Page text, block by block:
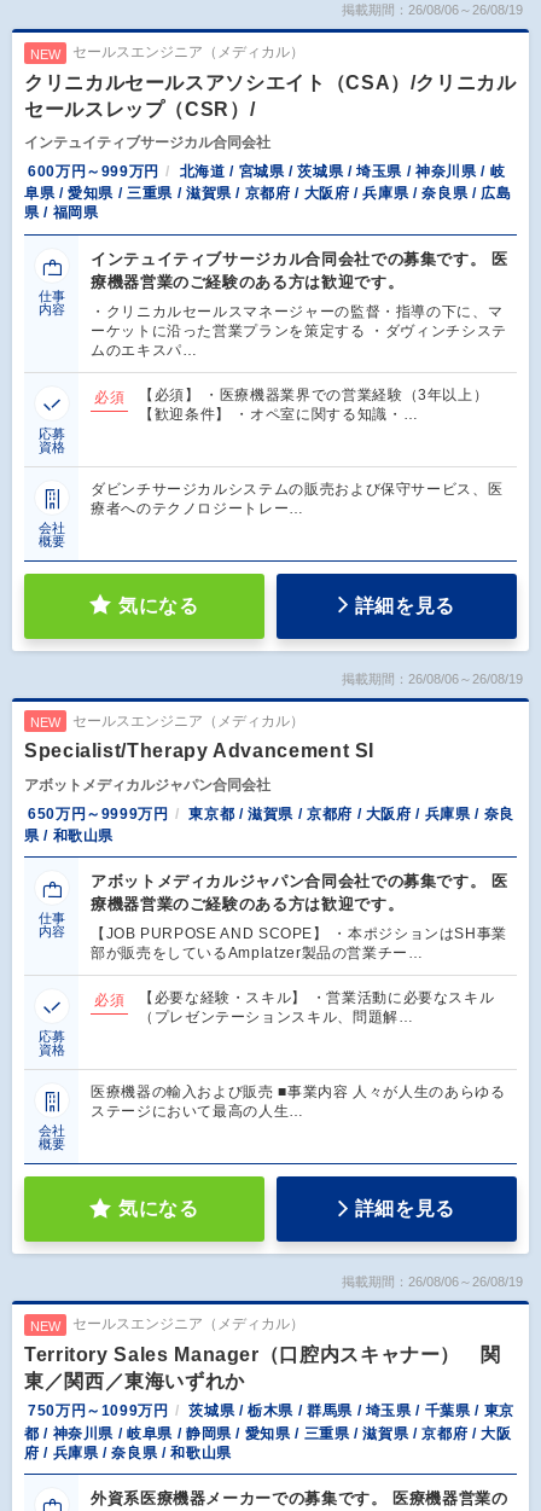
掲載期間：26/08/06～26/08/19
NEW セールスエンジニア（メディカル）
クリニカルセールスアソシエイト（CSA）/クリニカル
セールスレップ（CSR）/
インテュイティブサージカル合同会社
600万円～999万円
北海道 / 宮城県 / 茨城県 / 埼玉県 / 神奈川県 / 岐
阜県 / 愛知県 / 三重県 / 滋賀県 / 京都府 / 大阪府 / 兵庫県 / 奈良県 / 広島
県 / 福岡県
仕事
内容
インテュイティブサージカル合同会社での募集です。 医
療機器営業のご経験のある方は歓迎です。
・クリニカルセールスマネージャーの監督・指導の下に、マ
ーケットに沿った営業プランを策定する ・ダヴィンチシステ
ムのエキスパ…
応募
資格
必須
【必須】 ・医療機器業界での営業経験（3年以上）
【歓迎条件】 ・オペ室に関する知識・…
会社
概要
ダビンチサージカルシステムの販売および保守サービス、医
療者へのテクノロジートレー…
気になる 詳細を見る
掲載期間：26/08/06～26/08/19
NEW セールスエンジニア（メディカル）
Specialist/Therapy Advancement SI
アボットメディカルジャパン合同会社
650万円～9999万円
東京都 / 滋賀県 / 京都府 / 大阪府 / 兵庫県 / 奈良
県 / 和歌山県
仕事
内容
アボットメディカルジャパン合同会社での募集です。 医
療機器営業のご経験のある方は歓迎です。
【JOB PURPOSE AND SCOPE】 ・本ポジションはSH事業
部が販売をしているAmplatzer製品の営業チー…
応募
資格
必須
【必要な経験・スキル】 ・営業活動に必要なスキル
（プレゼンテーションスキル、問題解…
会社
概要
医療機器の輸入および販売 ■事業内容 人々が人生のあらゆる
ステージにおいて最高の人生…
気になる 詳細を見る
掲載期間：26/08/06～26/08/19
NEW セールスエンジニア（メディカル）
Territory Sales Manager（口腔内スキャナー） 関
東／関西／東海いずれか
750万円～1099万円
茨城県 / 栃木県 / 群馬県 / 埼玉県 / 千葉県 / 東京
都 / 神奈川県 / 岐阜県 / 静岡県 / 愛知県 / 三重県 / 滋賀県 / 京都府 / 大阪
府 / 兵庫県 / 奈良県 / 和歌山県
外資系医療機器メーカーでの募集です。 医療機器営業の